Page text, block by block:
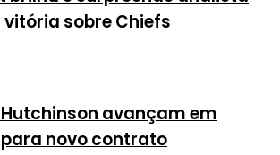
vitória sobre Chiefs
Hutchinson avançam em
novo contrato